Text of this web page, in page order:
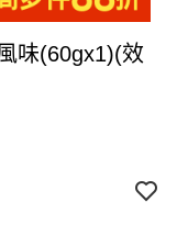
味(60gx1)(效